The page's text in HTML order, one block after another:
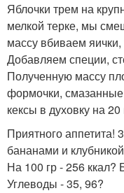
Яблочки трем на
мелкой терке, мы
массу вбиваем
Добавляем специи,
Полученную массу
формочки,
кексы в духовку на
Приятного аппетита!
бананами и
На 100 гр - 256
Углеводы - 35, 96?